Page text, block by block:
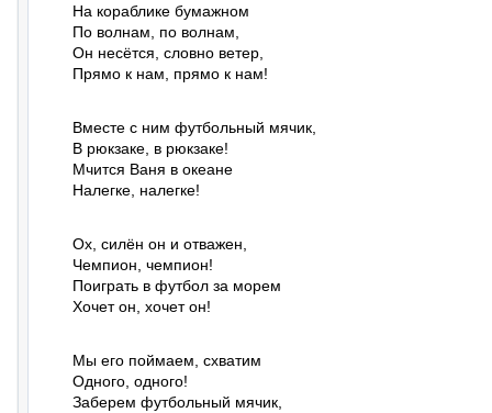
На кораблике бумажном
По волнам, по волнам,
Он несётся, словно ветер,
Прямо к нам, прямо к нам!
Вместе с ним футбольный мячик,
В рюкзаке, в рюкзаке!
Мчится Ваня в океане
Налегке, налегке!
Ох, силён он и отважен,
Чемпион, чемпион!
Поиграть в футбол за морем
Хочет он, хочет он!
Мы его поймаем, схватим
Одного, одного!
Заберем футбольный мячик,